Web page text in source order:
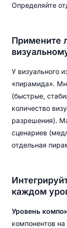
Определяйте
Примените
У визуального
«пирамида».
(быстрые,
количество
разрешения).
сценариев
отдельная
каждом
Уровень
компонентов